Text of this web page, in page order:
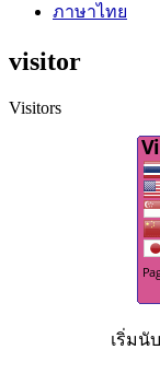
ภาษาไทย
visitor
Visitors
เริ่มนั